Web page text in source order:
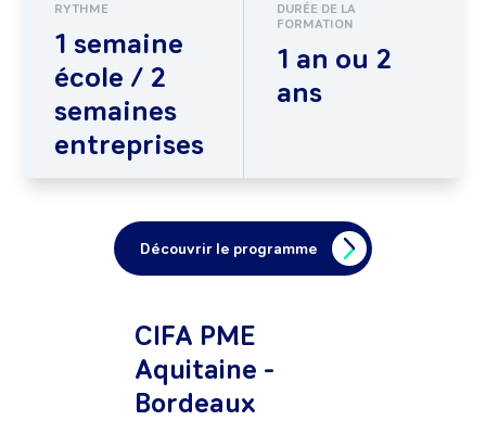
RYTHME
1 semaine
école / 2
semaines
entreprises
DURÉE DE LA
FORMATION
1 an ou 2
ans
Découvrir le programme
CIFA PME
Aquitaine -
Bordeaux